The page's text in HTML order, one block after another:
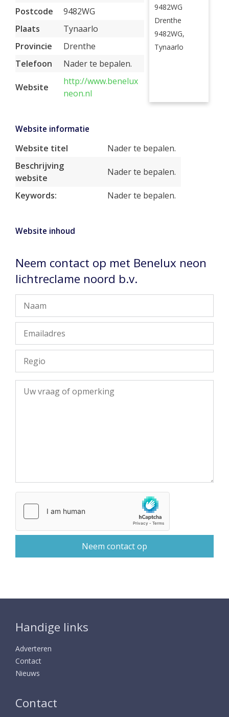
Postcode
9482WG
Plaats
Tynaarlo
Provincie
Drenthe
Telefoon
Nader te bepalen.
Website
http://www.benelux
neon.nl
9482WG
Drenthe
9482WG,
Tynaarlo
Website informatie
Website titel
Nader te bepalen.
Beschrijving
website
Nader te bepalen.
Keywords: Nader te bepalen.
Website inhoud
Neem contact op met Benelux neon
lichtreclame noord b.v.
Handige links
Adverteren
Contact
Nieuws
Contact